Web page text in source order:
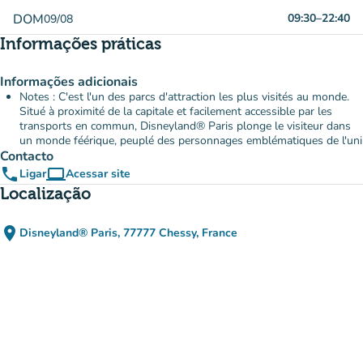
DOM09/08 09:30–22:40
Informações práticas
Informações adicionais
Notes : C'est l'un des parcs d'attraction les plus visités au monde.
Situé à proximité de la capitale et facilement accessible par les
transports en commun, Disneyland® Paris plonge le visiteur dans
un monde féérique, peuplé des personnages emblématiques de l'uni
Contacto
phone LigarcomputerAcessar site
(novo separador)
Localização
place Disneyland® Paris, 77777 Chessy, France
(abrir no Google Maps)
(novo separador)